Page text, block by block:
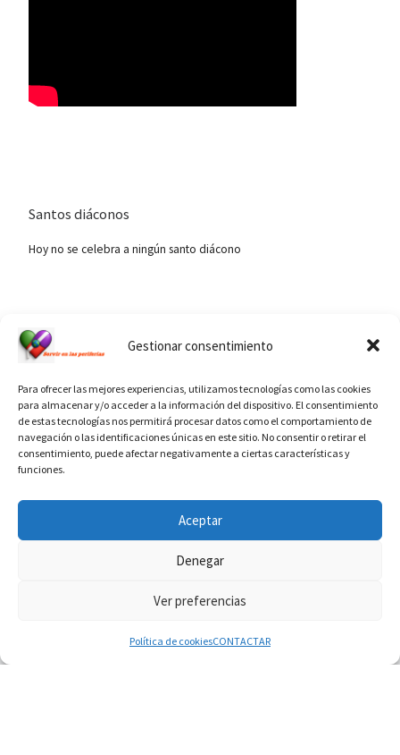
Gestionar consentimiento
Para ofrecer las mejores experiencias, utilizamos tecnologías como las cookies
para almacenar y/o acceder a la información del dispositivo. El consentimiento
de estas tecnologías nos permitirá procesar datos como el comportamiento de
navegación o las identificaciones únicas en este sitio. No consentir o retirar el
consentimiento, puede afectar negativamente a ciertas características y
funciones.
Aceptar
Denegar
Ver preferencias
Política de cookiesCONTACTAR
Santos diáconos
Hoy no se celebra a ningún santo diácono
Diaconado permanente– Todos los derechos reservados
WP